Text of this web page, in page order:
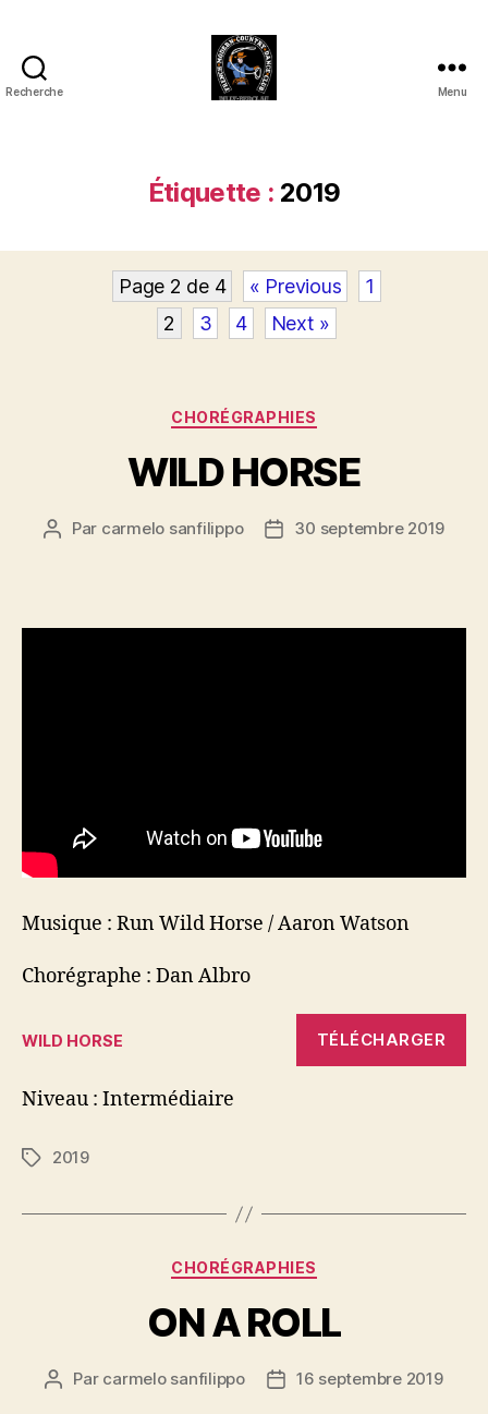
Recherche
de
Billy-
(62)
Menu
Étiquette : 2019
Page 2 de 4 « Previous
1
2
3 4 Next »
Catégories
CHORÉGRAPHIES
WILD HORSE
Auteur
Par carmelo sanfilippo
Date30 septembre 2019
Musique : Run Wild Horse / Aaron Watson
Chorégraphe : Dan Albro
WILD HORSE TÉLÉCHARGER
Niveau : Intermédiaire
Étiquettes
2019
Catégories
CHORÉGRAPHIES
ON A ROLL
Auteur
Par carmelo sanfilippo
Date16 septembre 2019